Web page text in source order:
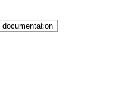
documentation